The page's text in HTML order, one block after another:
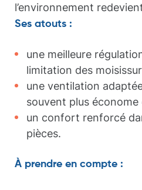
l’environnement
Ses atouts :
une meilleure
limitation des
une ventilation
souvent plus économe
un confort renforcé
pièces.
À prendre en compte :